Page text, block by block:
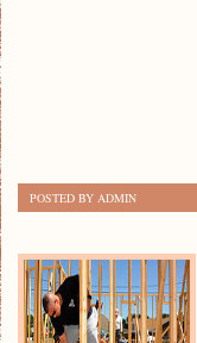
POSTED BY ADMIN